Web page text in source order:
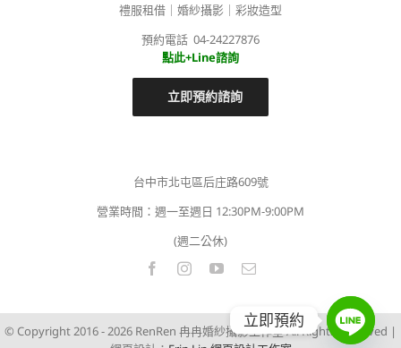
禮服租借｜婚紗攝影｜彩妝造型
預約電話 04-24227876
點此+Line諮詢
立即預約諮詢
台中市北屯區后庄路609號
營業時間：週一至週日 12:30PM-9:00PM
(週二公休)
© Copyright 2016 -2026 RenRen 冉冉婚紗攝影工作室 All Rights Reserved |
立即預約